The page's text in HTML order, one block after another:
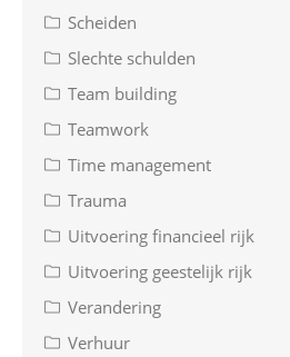
Scheiden
Slechte schulden
Team building
Teamwork
Time management
Trauma
Uitvoering financieel rijk
Uitvoering geestelijk rijk
Verandering
Verhuur